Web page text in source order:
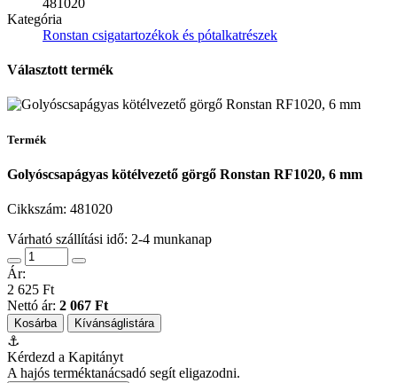
481020
Kategória
Ronstan csigatartozékok és pótalkatrészek
Választott termék
Termék
Golyóscsapágyas kötélvezető görgő Ronstan RF1020, 6 mm
Cikkszám: 481020
Várható szállítási idő: 2-4 munkanap
Ár:
2 625 Ft
Nettó ár: 2 067 Ft
Kosárba Kívánságlistára
⚓
Kérdezd a Kapitányt
A hajós terméktanácsadó segít eligazodni.